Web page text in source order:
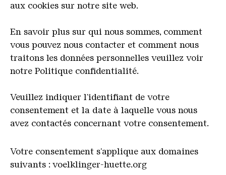
aux cookies sur notre site web.
En savoir plus sur qui nous sommes, comment
vous pouvez nous contacter et comment nous
traitons les données personnelles veuillez voir
notre Politique confidentialité.
Veuillez indiquer l'identifiant de votre
consentement et la date à laquelle vous nous
avez contactés concernant votre consentement.
Votre consentement s'applique aux domaines
suivants : voelklinger-huette.org